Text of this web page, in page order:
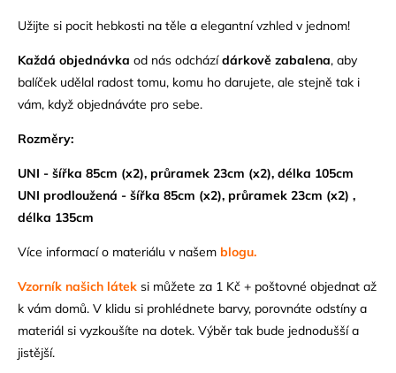
Užijte si pocit hebkosti na těle a elegantní vzhled v jednom!
Každá objednávka od nás odchází dárkově zabalena, aby
balíček udělal radost tomu, komu ho darujete, ale stejně tak i
vám, když objednáváte pro sebe.
Rozměry:
UNI - šířka 85cm (x2), průramek 23cm (x2), délka 105cm
UNI prodloužená - šířka 85cm (x2), průramek 23cm (x2) ,
délka 135cm
Více informací o materiálu v našem blogu.
Vzorník našich látek si můžete za 1 Kč + poštovné objednat až
k vám domů. V klidu si prohlédnete barvy, porovnáte odstíny a
materiál si vyzkoušíte na dotek. Výběr tak bude jednodušší a
jistější.